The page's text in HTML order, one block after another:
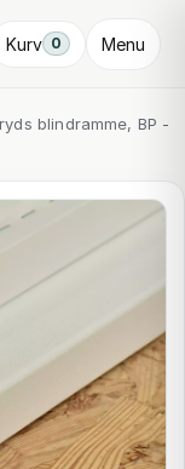
Kurv 0 Menu
blindramme, BP -